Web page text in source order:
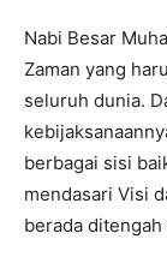
Nabi Besar
Zaman yang
seluruh dunia.
berbagai sisi
mendasari Visi
berada ditengah